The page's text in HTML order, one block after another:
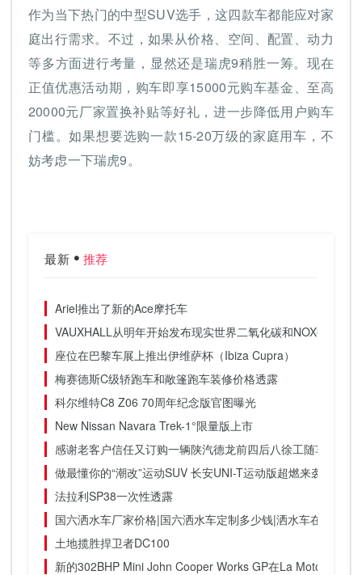
作为当下热门的中型SUV选手，这四款车都能应对家
庭出行需求。不过，如果从价格、空间、配置、动力
等多方面进行考量，显然还是瑞虎9稍胜一筹。现在
正值优惠活动期，购车即享15000元购车基金、至高
20000元厂家置换补贴等好礼，进一步降低用户购车
门槛。如果想要选购一款15-20万级的家庭用车，不
妨考虑一下瑞虎9。
最新 推荐
Ariel推出了新的Ace摩托车
VAUXHALL从明年开始发布现实世界二氧化碳和NOX数字
座位在巴黎车展上推出伊维萨杯（Ibiza Cupra）
梅赛德斯C级轿跑车和敞篷跑车装修价格透露
科尔维特C8 Z06 70周年纪念版官图曝光
New Nissan Navara Trek-1°限量版上市
感谢老客户信任又订购一辆陕汽德龙前四后八徐工随车吊
做最懂你的“潮改”运动SUV 长安UNI-T运动版超燃来袭
法拉利SP38一次性透露
国六洒水车厂家价格|国六洒水车定制多少钱|洒水车在哪定制
土地揽胜捍卫者DC100
新的302BHP Mini John Cooper Works GP在La Motor展上